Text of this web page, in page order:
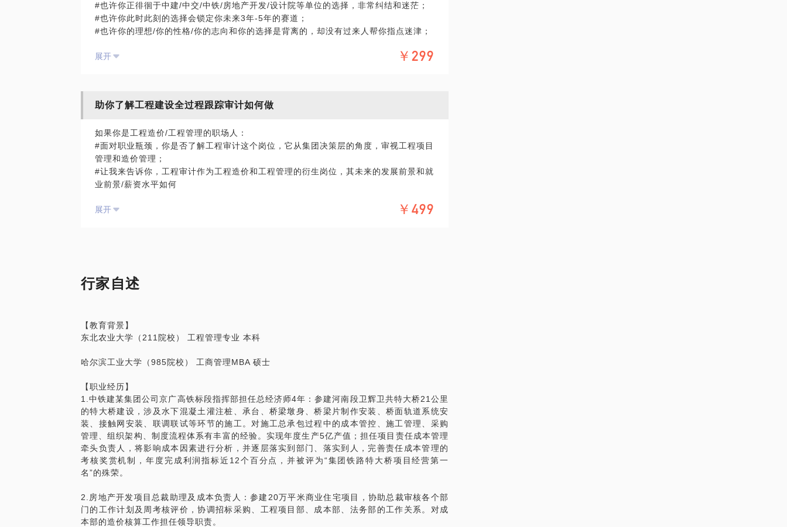
#也许你正徘徊于中建/中交/中铁/房地产开发/设计院等单位的选择，非常纠结和迷茫；
#也许你此时此刻的选择会锁定你未来3年-5年的赛道；
#也许你的理想/你的性格/你的志向和你的选择是背离的，却没有过来人帮你指点迷津；
的人生轨迹而不走弯路；
展开 ￥299
助你了解工程建设全过程跟踪审计如何做
如果你是工程造价/工程管理的职场人：
#面对职业瓶颈，你是否了解工程审计这个岗位，它从集团决策层的角度，审视工程项目
管理和造价管理；
#让我来告诉你，工程审计作为工程造价和工程管理的衍生岗位，其未来的发展前景和就
业前景/薪资水平如何
展开 ￥499
行家自述
【教育背景】
东北农业大学（211院校） 工程管理专业 本科
哈尔滨工业大学（985院校） 工商管理MBA 硕士
【职业经历】
1.中铁建某集团公司京广高铁标段指挥部担任总经济师4年：参建河南段卫辉卫共特大桥21公里
的特大桥建设，涉及水下混凝土灌注桩、承台、桥梁墩身、桥梁片制作安装、桥面轨道系统安
装、接触网安装、联调联试等环节的施工。对施工总承包过程中的成本管控、施工管理、采购
管理、组织架构、制度流程体系有丰富的经验。实现年度生产5亿产值；担任项目责任成本管理
牵头负责人，将影响成本因素进行分析，并逐层落实到部门、落实到人，完善责任成本管理的
考核奖赏机制，年度完成利润指标近12个百分点，并被评为“集团铁路特大桥项目经营第一
名”的殊荣。
2.房地产开发项目总裁助理及成本负责人：参建20万平米商业住宅项目，协助总裁审核各个部
门的工作计划及周考核评价，协调招标采购、工程项目部、成本部、法务部的工作关系。对成
本部的造价核算工作担任领导职责。